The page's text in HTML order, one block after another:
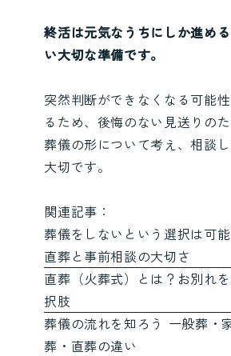
終活は元気なうちにしか進め
い大切な準備です。
突然判断ができなくなる可能
るため、後悔のない見送りの
葬儀の形について考え、相談
大切です。
関連記事：
葬儀をしないという選択は可
直葬と事前相談の大切さ
直葬（火葬式）とは？お別れ
択肢
葬儀の流れを知ろう 一般葬・
葬・直葬の違い